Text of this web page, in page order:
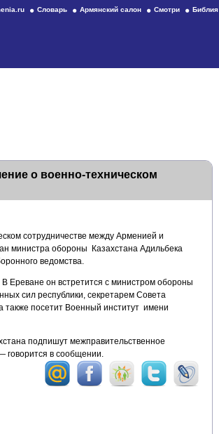
Словарь Армянский салон Смотри Библия
о военно-техническом
сотрудничестве между Арменией и
министра обороны Казахстана Адильбека
ведомства.
Ереване он встретится с министром обороны
сил республики, секретарем Совета
также посетит Военный институт имени
подпишут межправительственное
говорится в сообщении.